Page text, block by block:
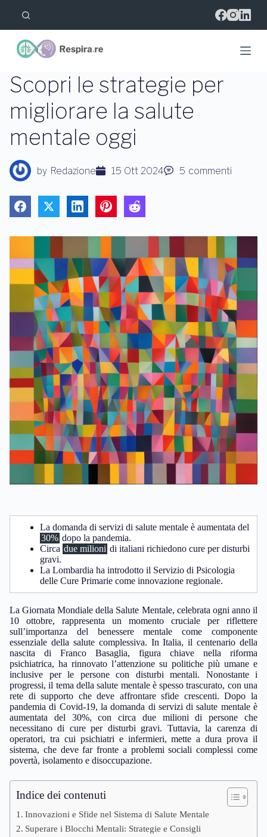
l
l
c
n
t
t
o
Scopri le strategie per
migliorare la salute
mentale oggi
by Redazione 15 Ott 2024 5 commenti
La domanda di servizi di salute mentale è aumentata del
30% dopo la pandemia.
Circa due milioni di italiani richiedono cure per disturbi
gravi.
La Lombardia ha introdotto il Servizio di Psicologia
delle Cure Primarie come innovazione regionale.
La Giornata Mondiale della Salute Mentale, celebrata ogni anno il
10 ottobre, rappresenta un momento cruciale per riflettere
sull’importanza del benessere mentale come componente
essenziale della salute complessiva. In Italia, il centenario della
nascita di Franco Basaglia, figura chiave nella riforma
psichiatrica, ha rinnovato l’attenzione su politiche più umane e
inclusive per le persone con disturbi mentali. Nonostante i
progressi, il tema della salute mentale è spesso trascurato, con una
rete di supporto che deve affrontare sfide crescenti. Dopo la
pandemia di Covid-19, la domanda di servizi di salute mentale è
aumentata del 30%, con circa due milioni di persone che
necessitano di cure per disturbi gravi. Tuttavia, la carenza di
operatori, tra cui psichiatri e infermieri, mette a dura prova il
sistema, che deve far fronte a problemi sociali complessi come
povertà, isolamento e disoccupazione.
Indice dei contenuti
Innovazioni e Sfide nel Sistema di Salute Mentale
Superare i Blocchi Mentali: Strategie e Consigli